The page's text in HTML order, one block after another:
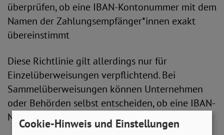
überprüfen, ob eine IBAN-Kontonummer mit dem
Namen der Zahlungsempfänger*innen exakt
übereinstimmt
Diese Richtlinie gilt allerdings nur für
Einzelüberweisungen verpflichtend. Bei
Sammelüberweisungen können Unternehmen
oder Behörden selbst entscheiden, ob eine IBAN-
Namensprüfung vorgenommen werden soll.
Cookie-Hinweis und Einstellungen